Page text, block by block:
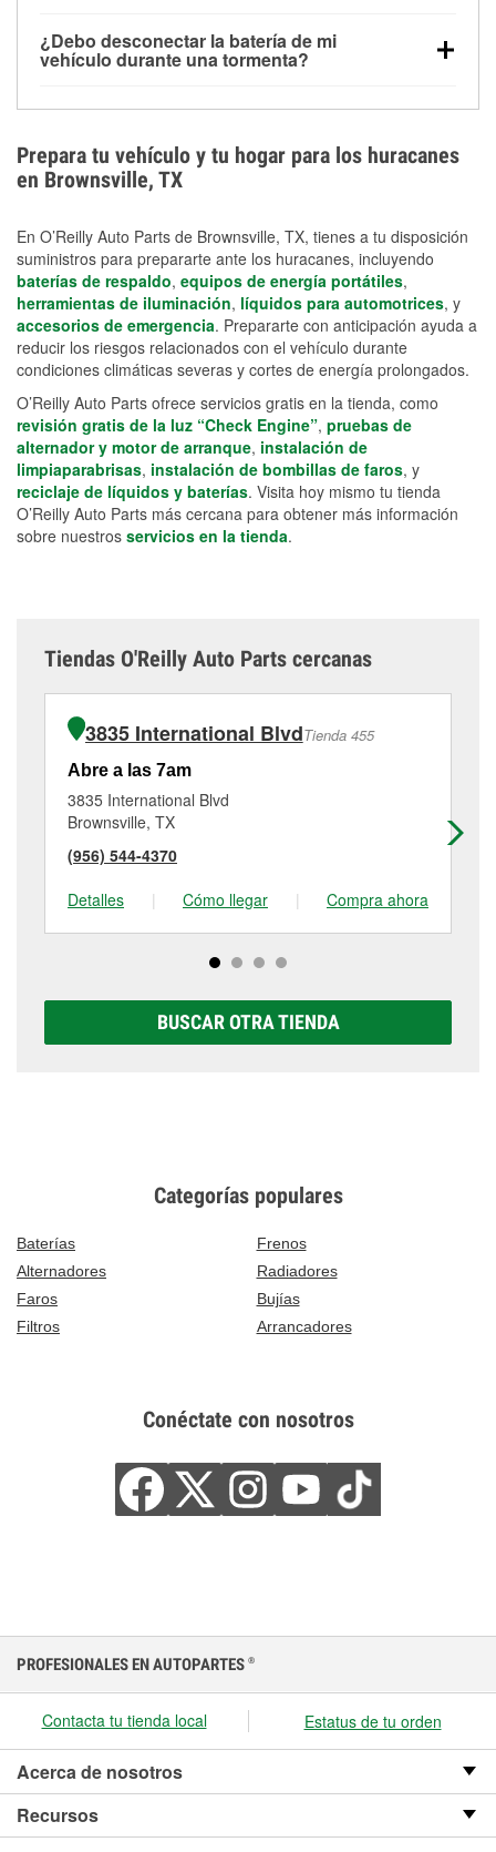
días después de la exposición.
para aplicaciones de ciclo profundo porque son
selladas, resistentes a las vibraciones y más
¿Debo desconectar la batería de mi
vehículo durante una tormenta?
los daños por inundación. Evitar el agua estancada y
preparar opciones de carga de respaldo son
medidas de protección más efectivas.
Prepara tu vehículo y tu hogar para los huracanes
en Brownsville, TX
En O’Reilly Auto Parts de Brownsville, TX, tienes a tu disposición
suministros para prepararte ante los huracanes, incluyendo
baterías de respaldo, equipos de energía portátiles,
herramientas de iluminación, líquidos para automotrices, y
accesorios de emergencia. Prepararte con anticipación ayuda a
reducir los riesgos relacionados con el vehículo durante
condiciones climáticas severas y cortes de energía prolongados.
O’Reilly Auto Parts ofrece servicios gratis en la tienda, como
revisión gratis de la luz “Check Engine”, pruebas de
alternador y motor de arranque, instalación de
limpiaparabrisas, instalación de bombillas de faros, y
reciclaje de líquidos y baterías. Visita hoy mismo tu tienda
O’Reilly Auto Parts más cercana para obtener más información
sobre nuestros servicios en la tienda.
Tiendas O'Reilly Auto Parts cercanas
3835 International BlvdTienda 455
Abre a las 7am
3835 International Blvd
Brownsville, TX
(956) 544-4370
Detalles
| Cómo llegar | Compra ahora
BUSCAR OTRA TIENDA
Categorías populares
Baterías
Frenos
Alternadores
Radiadores
Faros
Bujías
Filtros
Arrancadores
Conéctate con nosotros
PROFESIONALES EN AUTOPARTES ®
Contacta tu tienda local Estatus de tu orden
Acerca de nosotros
Recursos